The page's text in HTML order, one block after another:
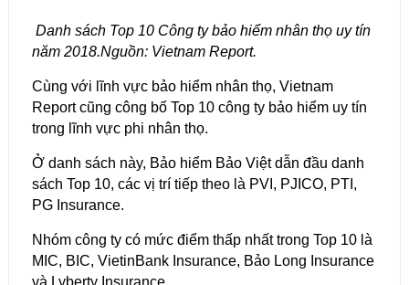
Danh sách Top 10 Công ty bảo hiểm nhân thọ uy tín
năm 2018.Nguồn: Vietnam Report.
Cùng với lĩnh vực bảo hiểm nhân thọ, Vietnam
Report cũng công bố Top 10 công ty bảo hiểm uy tín
trong lĩnh vực phi nhân thọ.
Ở danh sách này, Bảo hiểm Bảo Việt dẫn đầu danh
sách Top 10, các vị trí tiếp theo là PVI, PJICO, PTI,
PG Insurance.
Nhóm công ty có mức điểm thấp nhất trong Top 10 là
MIC, BIC, VietinBank Insurance, Bảo Long Insurance
và Lyberty Insurance.